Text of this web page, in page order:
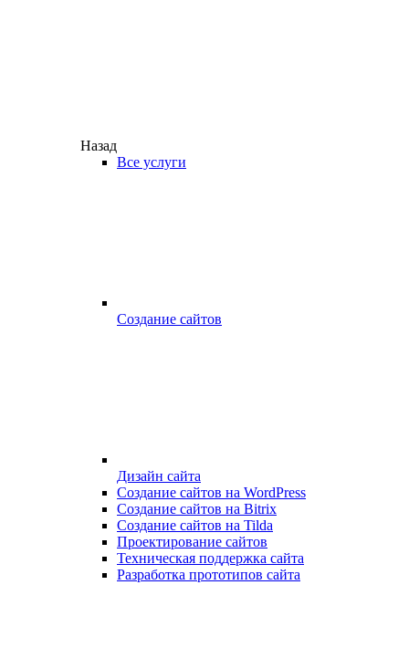
Назад
Все услуги
Создание сайтов
Дизайн сайта
Создание сайтов на WordPress
Создание сайтов на Bitrix
Создание сайтов на Tilda
Проектирование сайтов
Техническая поддержка сайта
Разработка прототипов сайта